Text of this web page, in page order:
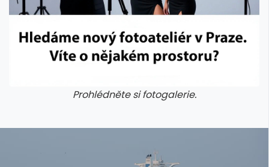
Prohlédněte si fotogalerie.